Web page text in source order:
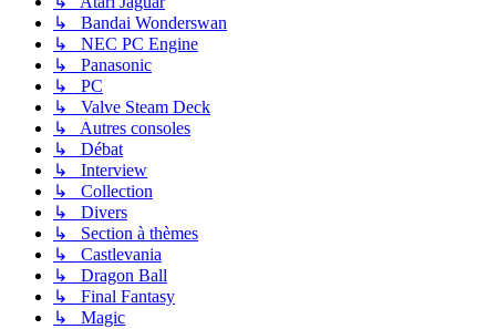
↳ Bandai Wonderswan
↳ NEC PC Engine
↳ Panasonic
↳ PC
↳ Valve Steam Deck
↳ Autres consoles
↳ Débat
↳ Interview
↳ Collection
↳ Divers
↳ Section à thèmes
↳ Castlevania
↳ Dragon Ball
↳ Final Fantasy
↳ Magic